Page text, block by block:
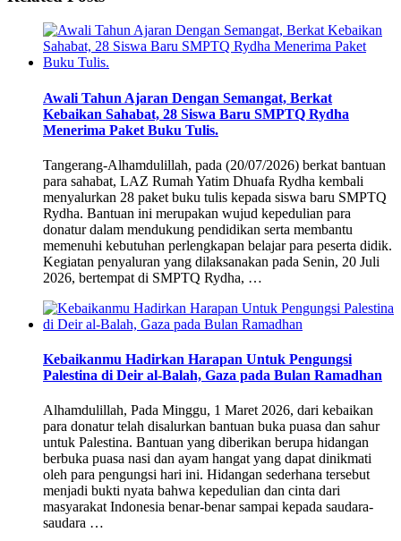
Awali Tahun Ajaran Dengan Semangat, Berkat
Kebaikan Sahabat, 28 Siswa Baru SMPTQ Rydha
Menerima Paket Buku Tulis.
Tangerang-Alhamdulillah, pada (20/07/2026) berkat bantuan
para sahabat, LAZ Rumah Yatim Dhuafa Rydha kembali
menyalurkan 28 paket buku tulis kepada siswa baru SMPTQ
Rydha. Bantuan ini merupakan wujud kepedulian para
donatur dalam mendukung pendidikan serta membantu
memenuhi kebutuhan perlengkapan belajar para peserta didik.
Kegiatan penyaluran yang dilaksanakan pada Senin, 20 Juli
2026, bertempat di SMPTQ Rydha, …
Kebaikanmu Hadirkan Harapan Untuk Pengungsi
Palestina di Deir al-Balah, Gaza pada Bulan Ramadhan
Alhamdulillah, Pada Minggu, 1 Maret 2026, dari kebaikan
para donatur telah disalurkan bantuan buka puasa dan sahur
untuk Palestina. Bantuan yang diberikan berupa hidangan
berbuka puasa nasi dan ayam hangat yang dapat dinikmati
oleh para pengungsi hari ini. Hidangan sederhana tersebut
menjadi bukti nyata bahwa kepedulian dan cinta dari
masyarakat Indonesia benar-benar sampai kepada saudara-
saudara …